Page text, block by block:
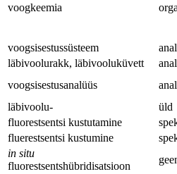
voogkeemia
voogsisestussüsteem
läbivoolurakk, läbivooluküvett
voogsisestusanalüüs
läbivoolu-
üld
fluorestsentsi kustutamine
fluerestsentsi kustumine
in situ
fluorestsentshübridisatsioon